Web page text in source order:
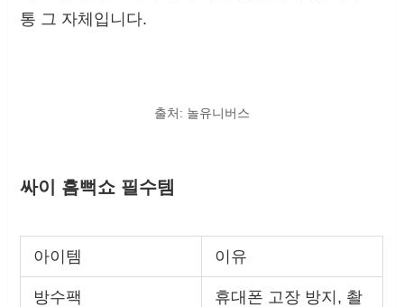
통 그 자체입니다.
출처: 놀유니버스
싸이 흠뻑쇼 필수템
아이템 이유
방수팩
휴대폰 고장 방지, 촬